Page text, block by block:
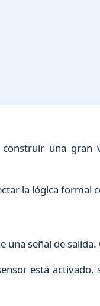
una
la lógica formal
señal de
está